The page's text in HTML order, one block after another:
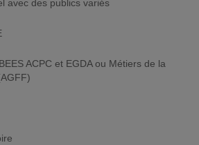
avec des publics variés
ACPC et EGDA ou Métiers de la